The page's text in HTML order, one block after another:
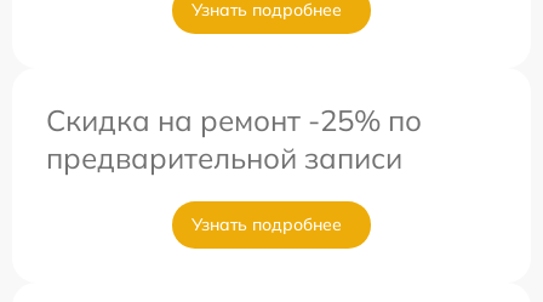
Узнать подробнее
Скидка на ремонт -25% по
предварительной записи
Узнать подробнее